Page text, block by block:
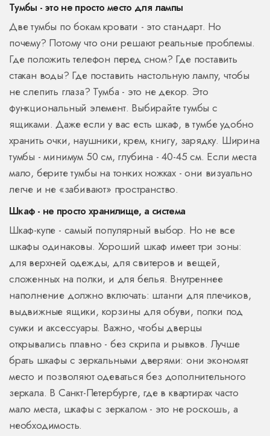
Тумбы - это не просто место для лампы
Две тумбы по бокам кровати - это стандарт. Но
почему? Потому что они решают реальные проблемы.
Где положить телефон перед сном? Где поставить
стакан воды? Где поставить настольную лампу, чтобы
не слепить глаза? Тумба - это не декор. Это
функциональный элемент. Выбирайте тумбы с
ящиками. Даже если у вас есть шкаф, в тумбе удобно
хранить очки, наушники, крем, книгу, зарядку. Ширина
тумбы - минимум 50 см, глубина - 40-45 см. Если места
мало, берите тумбы на тонких ножках - они визуально
легче и не «забивают» пространство.
Шкаф - не просто хранилище, а система
Шкаф-купе - самый популярный выбор. Но не все
шкафы одинаковы. Хороший шкаф имеет три зоны:
для верхней одежды, для свитеров и вещей,
сложенных на полки, и для белья. Внутреннее
наполнение должно включать: штанги для плечиков,
выдвижные ящики, корзины для обуви, полки под
сумки и аксессуары. Важно, чтобы дверцы
открывались плавно - без скрипа и рывков. Лучше
брать шкафы с зеркальными дверями: они экономят
место и позволяют одеваться без дополнительного
зеркала. В Санкт-Петербурге, где в квартирах часто
мало места, шкафы с зеркалом - это не роскошь, а
необходимость.